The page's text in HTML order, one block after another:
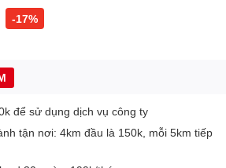
-17%
để sử dụng dịch vụ công ty
tận nơi: 4km đầu là 150k, mỗi 5km tiếp